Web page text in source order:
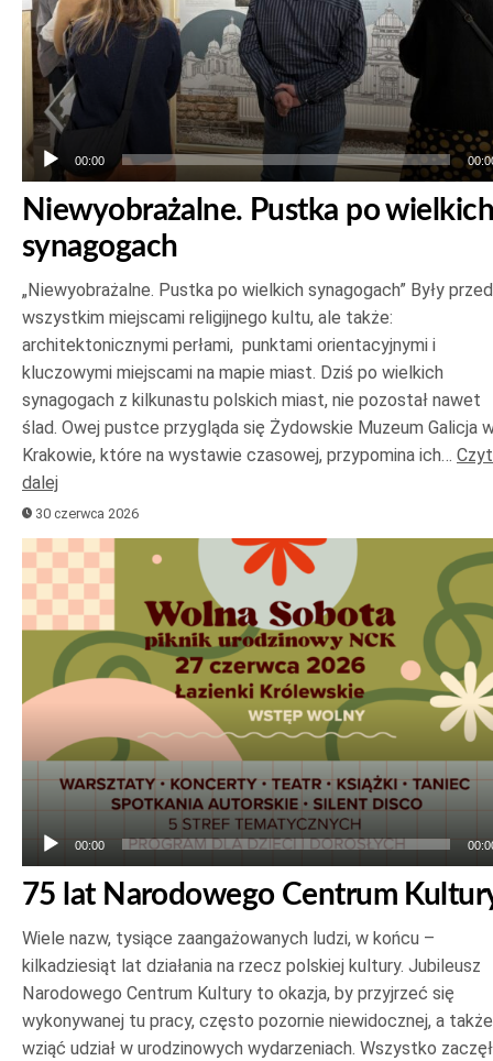
00:00
Niewyobrażalne. Pustka po wielkich
synagogach
„Niewyobrażalne. Pustka po wielkich synagogach” Były
wszystkim miejscami religijnego kultu, ale także:
architektonicznymi perłami, punktami orientacyjnymi i
kluczowymi miejscami na mapie miast. Dziś po wielkich
synagogach z kilkunastu polskich miast, nie pozostał nawet
ślad. Owej pustce przygląda się Żydowskie Muzeum Galicja
Krakowie, które na wystawie czasowej, przypomina ich…
dalej
30 czerwca 2026
Odtwarzacz
plików
dźwiękowych
00:00
75 lat Narodowego Centrum
Wiele nazw, tysiące zaangażowanych ludzi, w końcu –
kilkadziesiąt lat działania na rzecz polskiej kultury. Jubileusz
Narodowego Centrum Kultury to okazja, by przyjrzeć się
wykonywanej tu pracy, często pozornie niewidocznej, a także
wziąć udział w urodzinowych wydarzeniach. Wszystko